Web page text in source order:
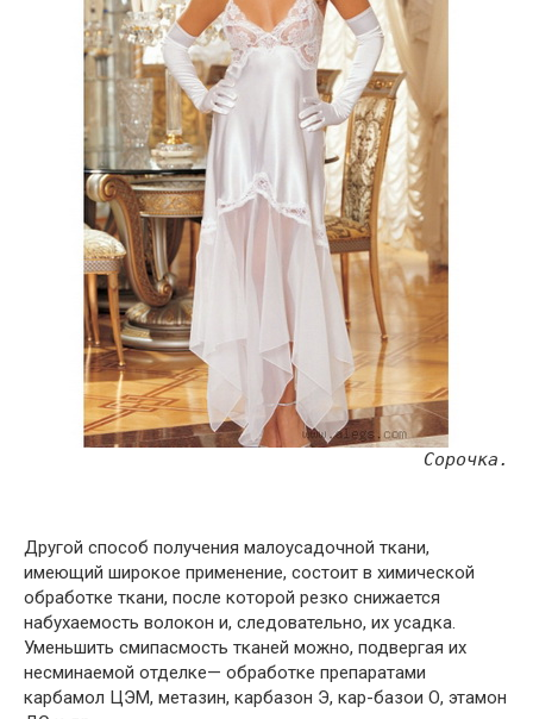
Сорочка.
Другой способ получения малоусадочной ткани,
имеющий широкое применение, состоит в химической
обработке ткани, после которой резко снижается
набухаемость волокон и, следовательно, их усадка.
Уменьшить смипасмость тканей можно, подвергая их
несминаемой отделке— обработке препаратами
карбамол ЦЭМ, метазин, карбазон Э, кар-базои О, этамон